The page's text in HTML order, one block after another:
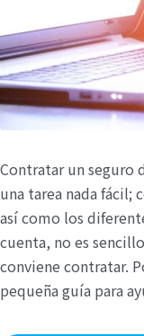
Contratar un seguro
una tarea nada fácil;
así como los
cuenta, no es
conviene contratar.
pequeña guía para